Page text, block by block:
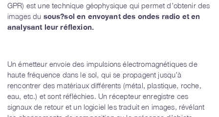
GPR) est une technique géophysique qui permet d’obtenir des
images du sous?sol en envoyant des ondes radio et en
analysant leur réflexion.
Un émetteur envoie des impulsions électromagnétiques de
haute fréquence dans le sol, qui se propagent jusqu’à
rencontrer des matériaux différents (métal, plastique, roche,
eau, etc.) et sont réfléchies. Un récepteur enregistre ces
signaux de retour et un logiciel les traduit en images, révélant